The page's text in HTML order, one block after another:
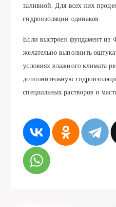
заливной. Для всех них
гидроизоляции одинаков.
Если выстроен фундамент из
желательно выполнить
условиях влажного климата
дополнительную
специальных растворов и